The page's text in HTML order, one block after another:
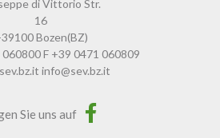
di Vittorio Str.
16
Bozen(BZ)
060800F +39 0471 060809
info@sev.bz.it
Sie uns auf